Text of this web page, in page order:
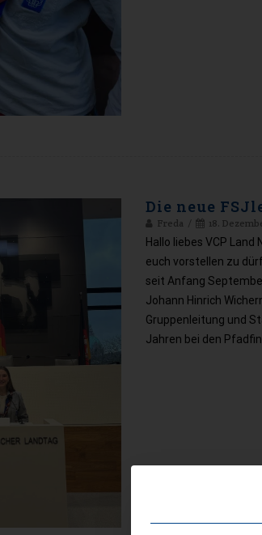
Die neue
Freda 18.
Hallo liebes VCP
euch vorstellen zu
seit Anfang
Johann Hinrich
Gruppenleitung und
Jahren bei den